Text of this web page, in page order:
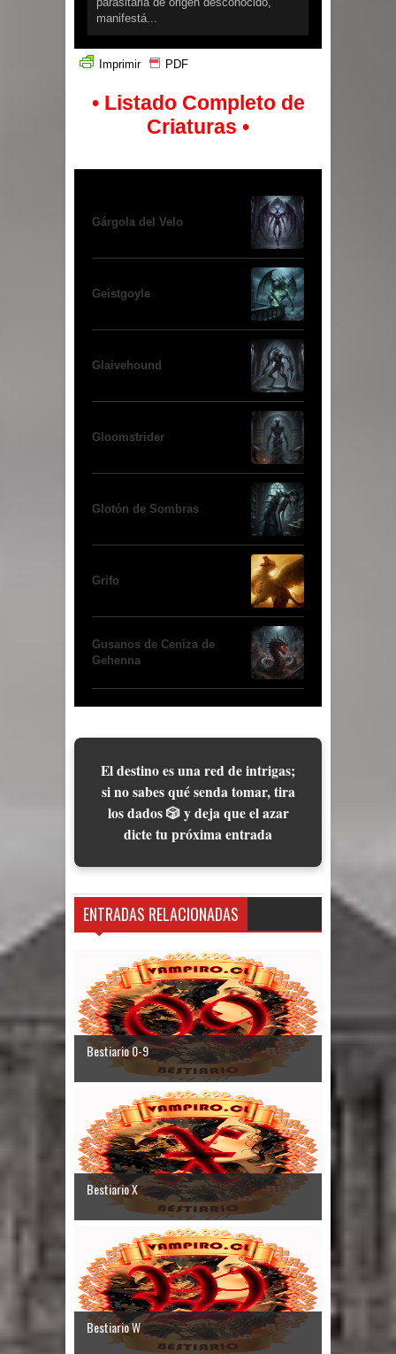
manifestá...
Imprimir PDF
• Listado Completo de
Criaturas •
Gárgola del Velo
Geistgoyle
Glaivehound
Gloomstrider
Glotón de Sombras
Grifo
Gusanos de Ceniza de
Gehenna
El destino es una red de intrigas;
si no sabes qué senda tomar, tira
los dados 🎲 y deja que el azar
dicte tu próxima entrada
ENTRADAS RELACIONADAS
Bestiario 0-9
Bestiario X
Bestiario W